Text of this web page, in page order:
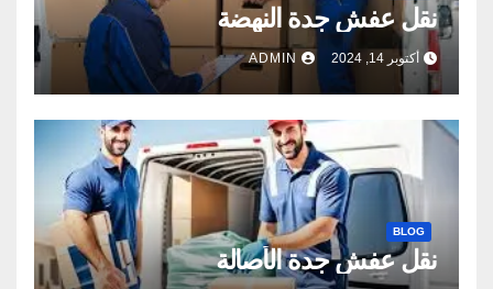
نقل عفش جدة النهضة
أكتوبر 14, 2024 ADMIN
BLOG
نقل عفش جدة الأصالة